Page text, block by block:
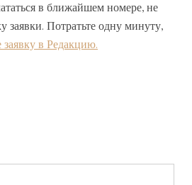
в ближайшем номере, не
заявки. Потратьте одну минуту,
заявку в Редакцию.